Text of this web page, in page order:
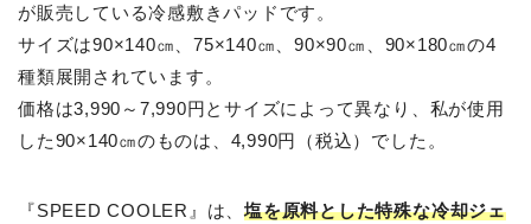
が販売している冷感敷きパッドです。
サイズは90×140㎝、75×140㎝、90×90㎝、90×180㎝の4
種類展開されています。
価格は3,990～7,990円とサイズによって異なり、私が使用
した90×140㎝のものは、4,990円（税込）でした。
『SPEED COOLER』は、塩を原料とした特殊な冷却ジェ